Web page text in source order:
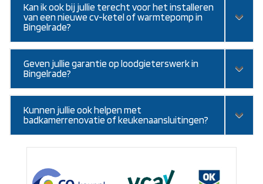
Kan ik ook bij jullie terecht voor het installeren
van een nieuwe cv-ketel of warmtepomp in
Bingelrade?
Geven jullie garantie op loodgieterswerk in
Bingelrade?
Kunnen jullie ook helpen met
badkamerrenovatie of keukenaansluitingen?